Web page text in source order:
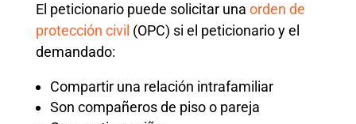
El peticionario puede solicitar una orden de
protección civil (OPC) si el peticionario y el
demandado:
Compartir una relación intrafamiliar
Son compañeros de piso o pareja